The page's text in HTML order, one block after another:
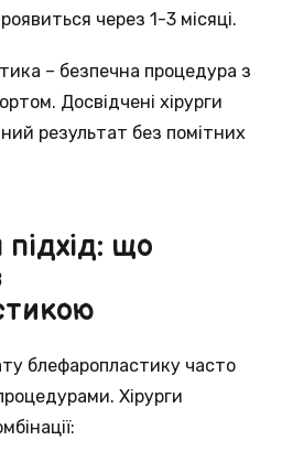
через 1-3 місяці.
– безпечна процедура з
Досвідчені хірурги
результат без помітних
що
блефаропластику часто
Хірурги